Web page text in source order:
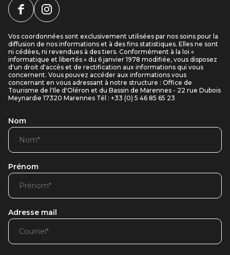
Vos coordonnées sont exclusivement utilisées par nos soins pour la
diffusion de nos informations et à des fins statistiques. Elles ne sont
ni cédées, ni revendues à des tiers. Conformément à la loi «
informatique et libertés » du 6 janvier 1978 modifiée, vous disposez
d'un droit d'accès et de rectification aux informations qui vous
concernent. Vous pouvez accéder aux informations vous
concernant en vous adressant à notre structure : Office de
Tourisme de l'Ile d'Oléron et du Bassin de Marennes - 22 rue Dubois
Meynardie 17320 Marennes Tél : +33 (0) 5 46 85 65 23
Nom
Prénom
Adresse mail